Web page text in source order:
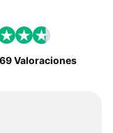
Valoraciones